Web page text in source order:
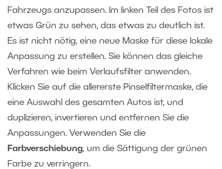
Fahrzeugs anzupassen. Im linken Teil des Fotos ist
etwas Grün zu sehen, das etwas zu deutlich ist.
Es ist nicht nötig, eine neue Maske für diese lokale
Anpassung zu erstellen. Sie können das gleiche
Verfahren wie beim Verlaufsfilter anwenden.
Klicken Sie auf die allererste Pinselfiltermaske, die
eine Auswahl des gesamten Autos ist, und
duplizieren, invertieren und entfernen Sie die
Anpassungen. Verwenden Sie die
Farbverschiebung, um die Sättigung der grünen
Farbe zu verringern.